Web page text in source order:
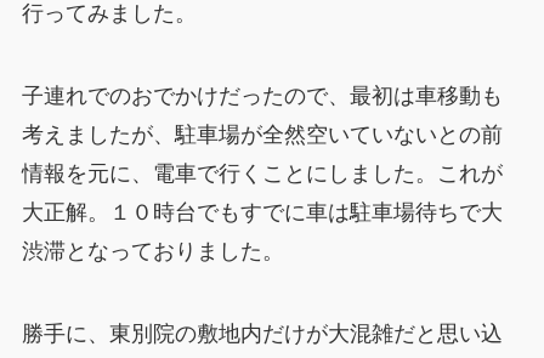
行ってみました。
子連れでのおでかけだったので、最初は車移動も
考えましたが、駐車場が全然空いていないとの前
情報を元に、電車で行くことにしました。これが
大正解。１０時台でもすでに車は駐車場待ちで大
渋滞となっておりました。
勝手に、東別院の敷地内だけが大混雑だと思い込